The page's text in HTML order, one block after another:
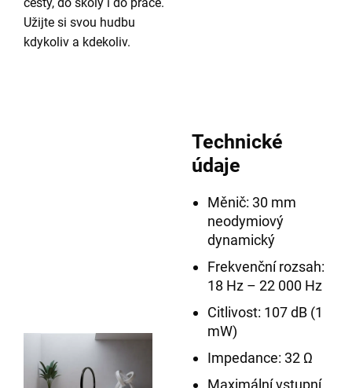
Užijte si svou hudbu
kdykoliv a kdekoliv.
Technické
údaje
Měnič: 30 mm
neodymiový
dynamický
Frekvenční rozsah:
18 Hz – 22 000 Hz
Citlivost: 107 dB (1
mW)
Impedance: 32 Ω
Maximální vstupní